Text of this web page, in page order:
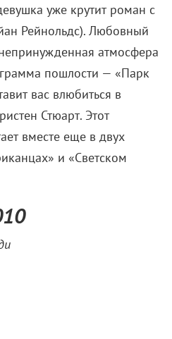
уже крутит роман с
Рейнольдс). Любовный
атмосфера
пошлости — «Парк
вас влюбиться в
Стюарт. Этот
вместе еще в двух
и «Светском